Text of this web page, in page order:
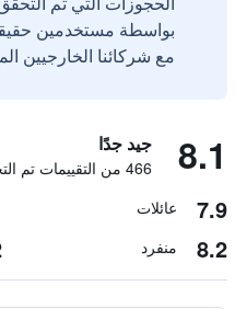
مع شركائنا الخارجيين
8.1 جيد جدًا
466 من التقييمات تم التحقق منها
7.9 عائلات
8.2 منفرد